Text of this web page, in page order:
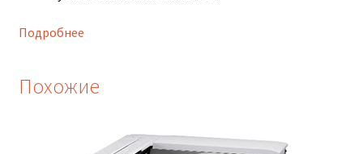
Подробнее
Похожие